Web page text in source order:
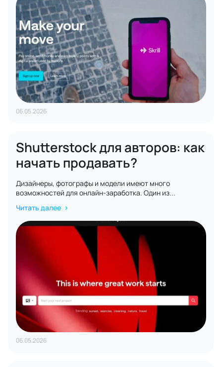
06.05.2026
Shutterstock для авторов: как
начать продавать?
Дизайнеры, фотографы и модели имеют много
возможностей для онлайн-заработка. Один из...
Читать далее
06.05.2026